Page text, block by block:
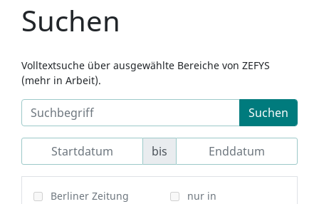
Suchen
Volltextsuche über ausgewählte Bereiche von ZEFYS
(mehr in Arbeit).
Suchen
bis
Berliner Zeitung
nur in